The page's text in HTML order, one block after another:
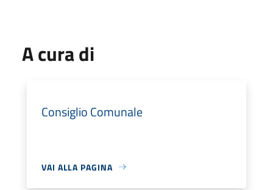
A cura di
Consiglio Comunale
VAI ALLA PAGINA